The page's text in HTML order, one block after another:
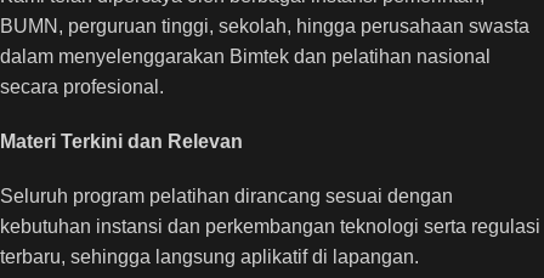
BUMN, perguruan tinggi, sekolah, hingga perusahaan swasta
dalam menyelenggarakan Bimtek dan pelatihan nasional
secara profesional.
Materi Terkini dan Relevan
Seluruh program pelatihan dirancang sesuai dengan
kebutuhan instansi dan perkembangan teknologi serta regulasi
terbaru, sehingga langsung aplikatif di lapangan.